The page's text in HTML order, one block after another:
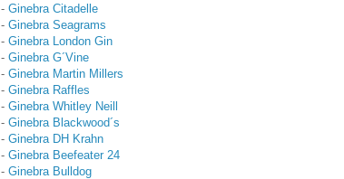
- Ginebra Citadelle
- Ginebra Seagrams
- Ginebra London Gin
- Ginebra G´Vine
- Ginebra Martin Millers
- Ginebra Raffles
- Ginebra Whitley Neill
- Ginebra Blackwood´s
- Ginebra DH Krahn
- Ginebra Beefeater 24
- Ginebra Bulldog